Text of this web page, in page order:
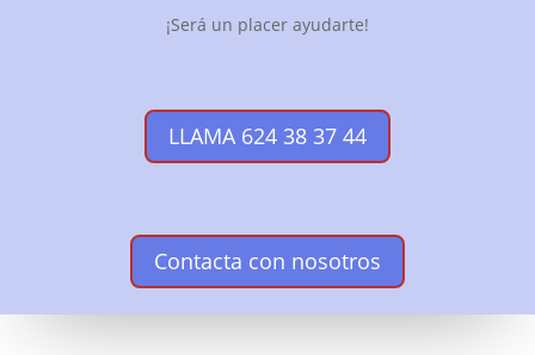
¡Será un placer ayudarte!
LLAMA 624 38 37 44
Contacta con nosotros